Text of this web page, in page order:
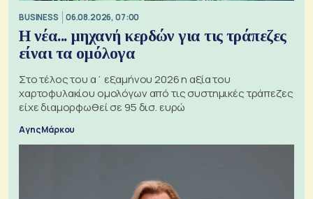
BUSINESS 06.08.2026, 07:00
Η νέα... μηχανή κερδών για τις τράπεζες
είναι τα ομόλογα
Στο τέλος του α΄ εξαμήνου 2026 η αξία του
χαρτοφυλακίου ομολόγων από τις συστημικές τράπεζες
είχε διαμορφωθεί σε 95 δισ. ευρώ
Αγης Μάρκου